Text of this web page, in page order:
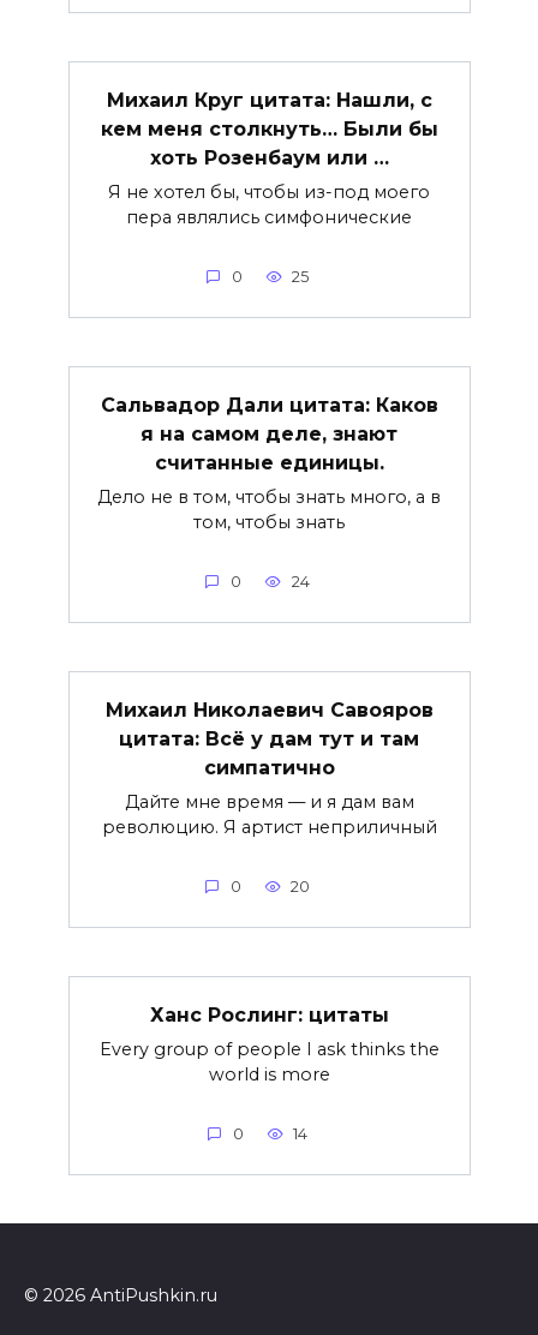
Михаил Круг цитата: Нашли, с
кем меня столкнуть… Были бы
хоть Розенбаум или …
Я не хотел бы, чтобы из-под моего
пера являлись симфонические
0 25
Сальвадор Дали цитата: Каков
я на самом деле, знают
считанные единицы.
Дело не в том, чтобы знать много, а в
том, чтобы знать
0 24
Михаил Николаевич Савояров
цитата: Всё у дам тут и там
симпатично
Дайте мне время — и я дам вам
революцию. Я артист неприличный
0 20
Ханс Рослинг: цитаты
Every group of people I ask thinks the
world is more
0 14
© 2026 AntiPushkin.ru